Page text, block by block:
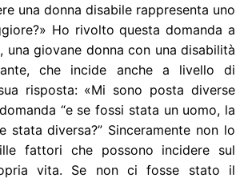
una donna disabile rappresenta uno
Ho rivolto questa domanda a
, una giovane donna con una disabilità
che incide anche a livello di
risposta: «Mi sono posta diverse
“e se fossi stata un uomo, la
stata diversa?” Sinceramente non lo
fattori che possono incidere sul
vita. Se non ci fosse stato il